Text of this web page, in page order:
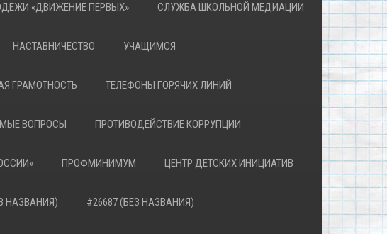
«ДВИЖЕНИЕ ПЕРВЫХ» СЛУЖБА ШКОЛЬНОЙ МЕДИАЦИИ
НАСТАВНИЧЕСТВО УЧАЩИМСЯ
ГРАМОТНОСТЬ ТЕЛЕФОНЫ ГОРЯЧИХ ЛИНИЙ
ВОПРОСЫ ПРОТИВОДЕЙСТВИЕ КОРРУПЦИИ
ПРОФМИНИМУМ ЦЕНТР ДЕТСКИХ ИНИЦИАТИВ
НАЗВАНИЯ) #26687 (БЕЗ НАЗВАНИЯ)